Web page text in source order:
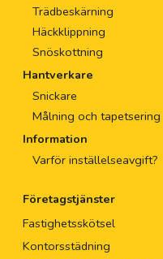
Trädbeskärning
Häckklippning
Snöskottning
Hantverkare
Snickare
Målning och tapetsering
Information
Varför inställelseavgift?
Företagstjänster
Fastighetsskötsel
Kontorsstädning